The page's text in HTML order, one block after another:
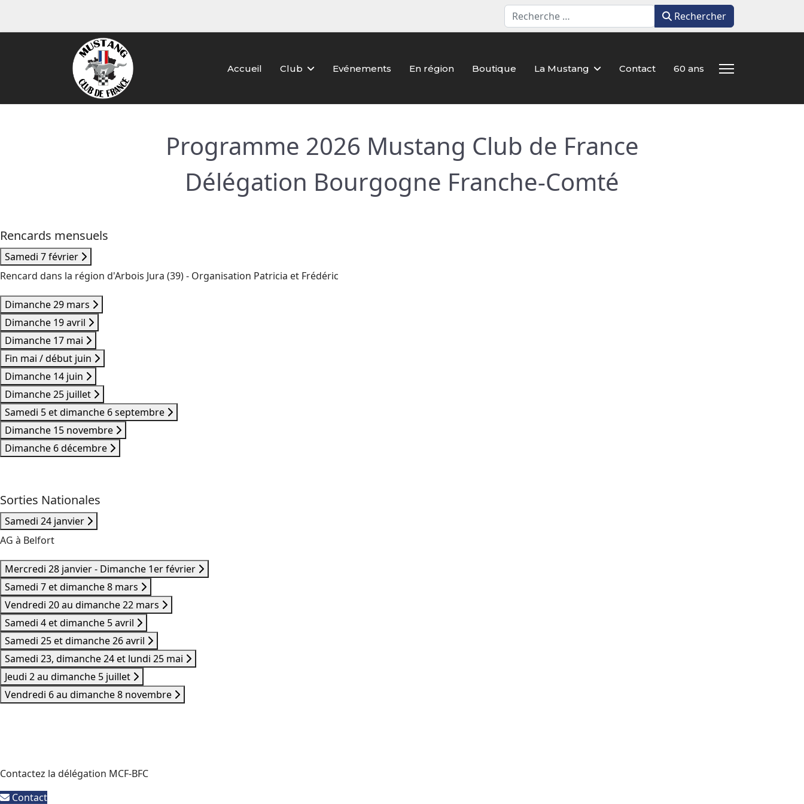
Rechercher
Rechercher
Accueil Club Evénements En région Boutique La Mustang Contact 60 ans
Programme 2026 Mustang Club de France
Délégation Bourgogne Franche-Comté
Rencards mensuels
Samedi 7 février
Rencard dans la région d'Arbois Jura (39) - Organisation Patricia et Frédéric
Dimanche 29 mars
Dimanche 19 avril
Dimanche 17 mai
Fin mai / début juin
Dimanche 14 juin
Dimanche 25 juillet
Samedi 5 et dimanche 6 septembre
Dimanche 15 novembre
Dimanche 6 décembre
Sorties Nationales
Samedi 24 janvier
AG à Belfort
Mercredi 28 janvier - Dimanche 1er février
Samedi 7 et dimanche 8 mars
Vendredi 20 au dimanche 22 mars
Samedi 4 et dimanche 5 avril
Samedi 25 et dimanche 26 avril
Samedi 23, dimanche 24 et lundi 25 mai
Jeudi 2 au dimanche 5 juillet
Vendredi 6 au dimanche 8 novembre
Contactez la délégation MCF-BFC
Contact